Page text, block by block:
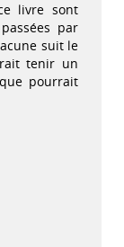
livre sont
par
suit le
tenir un
pourrait